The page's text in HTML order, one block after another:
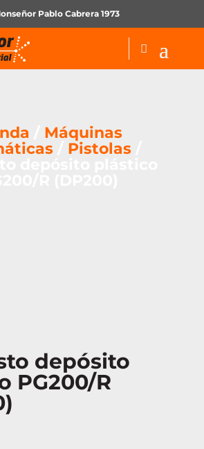
Pablo Cabrera 1973
Máquinas
/ Pistolas/
depósito
PG200/R